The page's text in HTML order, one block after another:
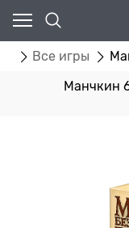
Все игры
Манчкин